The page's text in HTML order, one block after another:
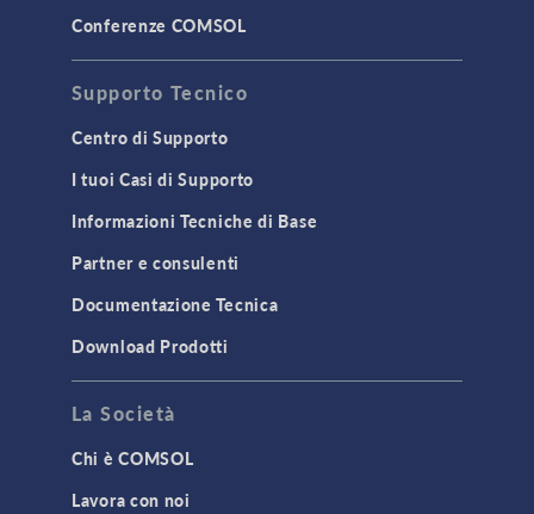
Conferenze COMSOL
Supporto Tecnico
Centro di Supporto
I tuoi Casi di Supporto
Informazioni Tecniche di Base
Partner e consulenti
Documentazione Tecnica
Download Prodotti
La Società
Chi è COMSOL
Lavora con noi